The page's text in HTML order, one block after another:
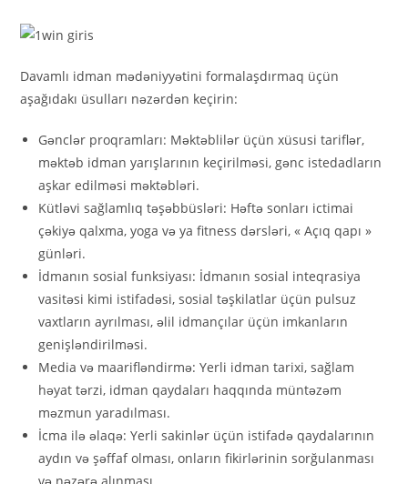
Davamlı idman mədəniyyətini formalaşdırmaq üçün
aşağıdakı üsulları nəzərdən keçirin:
Gənclər proqramları: Məktəblilər üçün xüsusi tariflər,
məktəb idman yarışlarının keçirilməsi, gənc istedadların
aşkar edilməsi məktəbləri.
Kütləvi sağlamlıq təşəbbüsləri: Həftə sonları ictimai
çəkiyə qalxma, yoga və ya fitness dərsləri, « Açıq qapı »
günləri.
İdmanın sosial funksiyası: İdmanın sosial inteqrasiya
vasitəsi kimi istifadəsi, sosial təşkilatlar üçün pulsuz
vaxtların ayrılması, əlil idmançılar üçün imkanların
genişləndirilməsi.
Media və maarifləndirmə: Yerli idman tarixi, sağlam
həyat tərzi, idman qaydaları haqqında müntəzəm
məzmun yaradılması.
İcma ilə əlaqə: Yerli sakinlər üçün istifadə qaydalarının
aydın və şəffaf olması, onların fikirlərinin sorğulanması